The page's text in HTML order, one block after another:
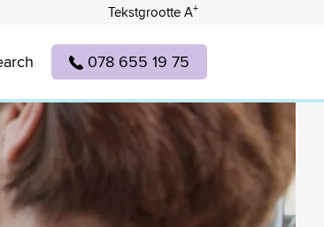
Tekstgrootte A+
078 655 19 75